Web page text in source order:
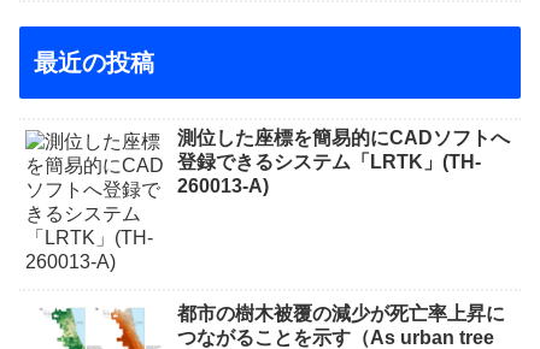
最近の投稿
測位した座標を簡易的にCADソフトへ
登録できるシステム「LRTK」(TH-
260013-A)
都市の樹木被覆の減少が死亡率上昇に
つながることを示す（As urban tree